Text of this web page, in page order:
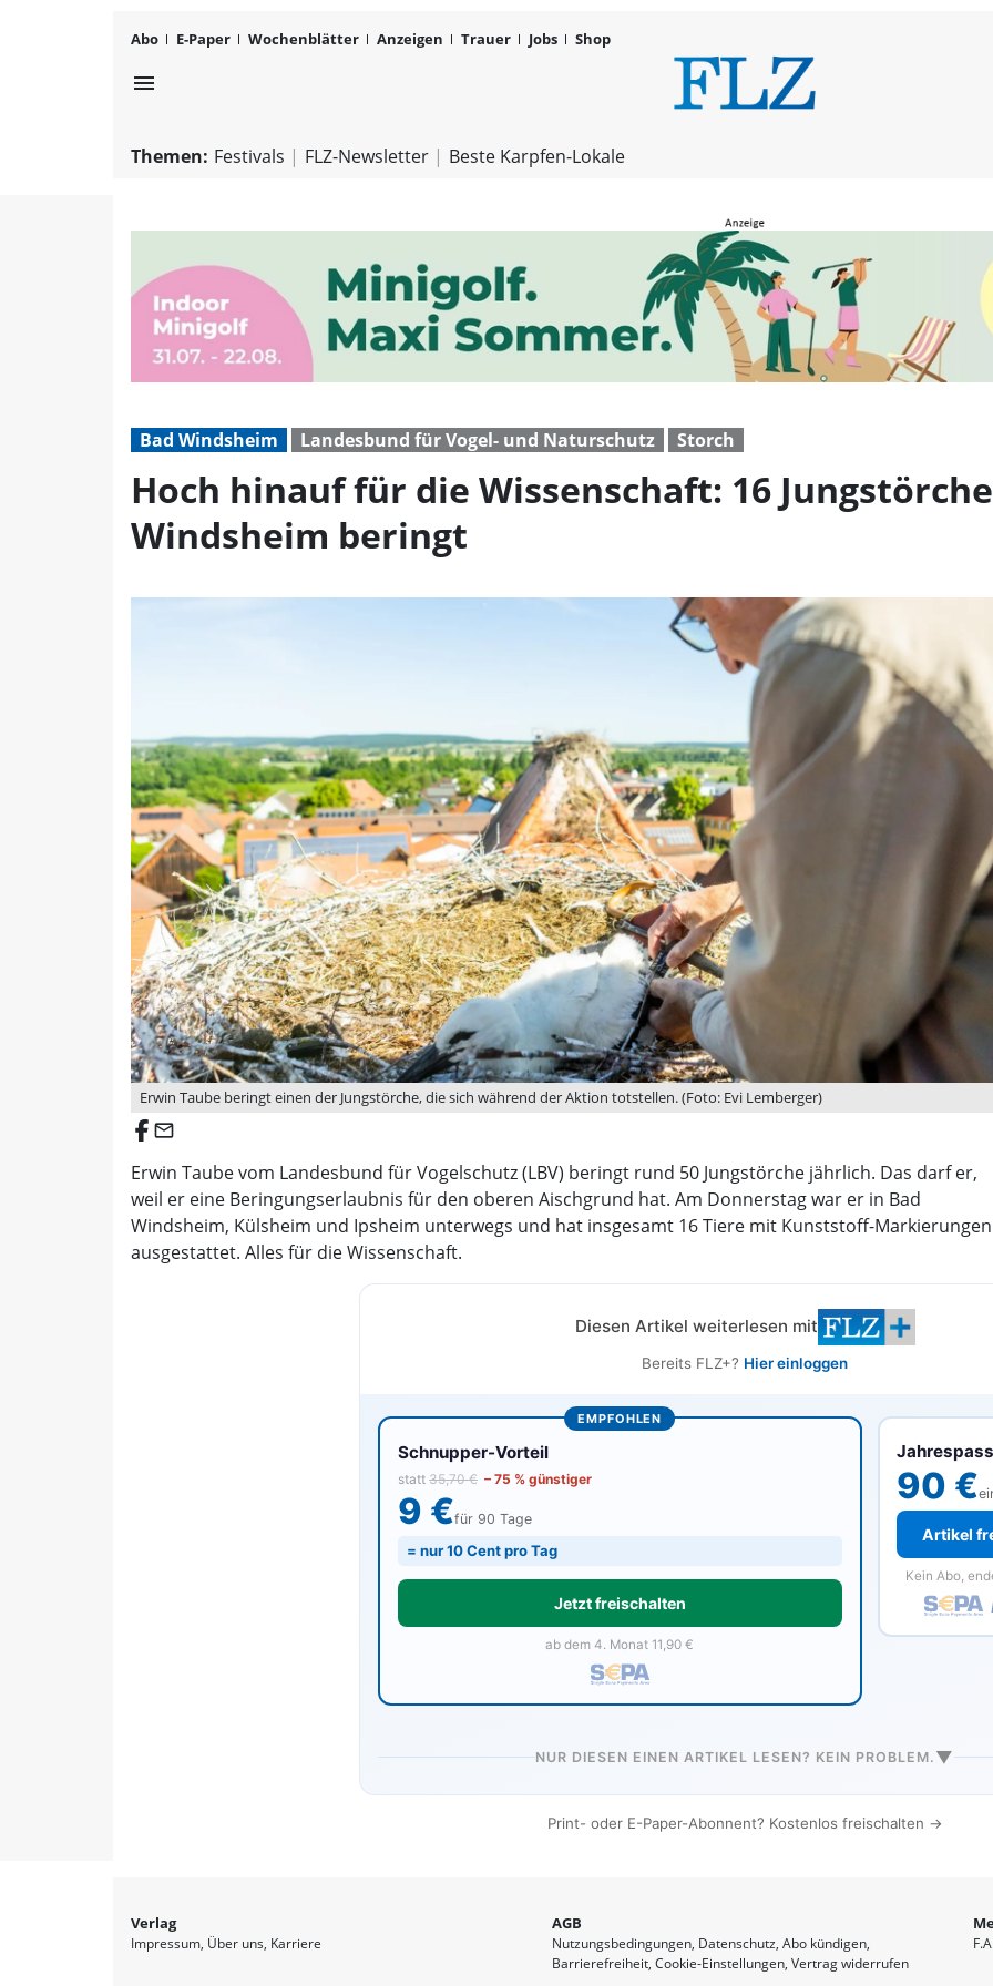
Abo E-Paper Wochenblätter Anzeigen Trauer Jobs Shop
menu Hoch
Themen: Festivals FLZ-Newsletter Beste Karpfen-Lokale
Bad Windsheim Landesbund für Vogel- und Naturschutz Storch
Hoch hinauf für die Wissenschaft: 16
Windsheim beringt
Erwin Taube beringt einen der Jungstörche, die sich während der Aktion totstellen. (Foto: Evi Lemberger)
email
Erwin Taube vom Landesbund für Vogelschutz (LBV) beringt rund 50 Jungstörche jährlich. Das darf er,
weil er eine Beringungserlaubnis für den oberen Aischgrund hat. Am Donnerstag war er in Bad
Windsheim, Külsheim und Ipsheim unterwegs und hat insgesamt 16 Tiere mit Kunststoff-Markierungen
ausgestattet. Alles für die Wissenschaft.
Diesen Artikel weiterlesen mit
Bereits FLZ+? Hier einloggen
90 €
Artikel
Kein Abo,
EMPFOHLEN
Schnupper-Vorteil
statt 35,70 € – 75 % günstiger
9 €für 90 Tage
= nur 10 Cent pro Tag
Jetzt freischalten
ab dem 4. Monat 11,90 €
NUR DIESEN EINEN ARTIKEL LESEN? KEIN PROBLEM. ▼
Print- oder E-Paper-Abonnent? Kostenlos freischalten →
Verlag
Impressum Über uns Karriere
AGB
Nutzungsbedingungen Datenschutz Abo kündigen
Barrierefreiheit Cookie-Einstellungen Vertrag widerrufen